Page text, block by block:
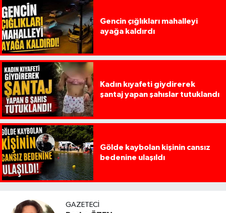
Gencin çığlıkları mahalleyi
ayağa kaldırdı
Kadın kıyafeti giydirerek
şantaj yapan şahıslar tutuklandı
Gölde kaybolan kişinin cansız
bedenine ulaşıldı
GAZETECI